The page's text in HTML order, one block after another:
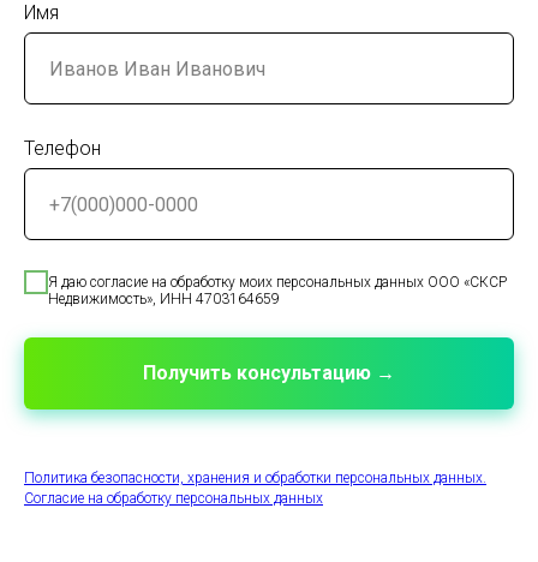
Имя
Телефон
Я даю согласие на обработку моих персональных данных ООО «СКСР
Недвижимость», ИНН 4703164659
Получить консультацию →
Политика безопасности, хранения и обработки персональных данных.
Согласие на обработку персональных данных